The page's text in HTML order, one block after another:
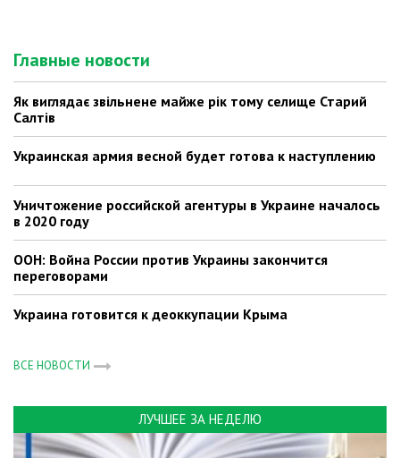
Главные новости
Як виглядає звільнене майже рік тому селище Старий
Салтів
Украинская армия весной будет готова к наступлению
Уничтожение российской агентуры в Украине началось
в 2020 году
ООН: Война России против Украины закончится
переговорами
Украина готовится к деоккупации Крыма
ВСЕ НОВОСТИ
ЛУЧШЕЕ ЗА НЕДЕЛЮ